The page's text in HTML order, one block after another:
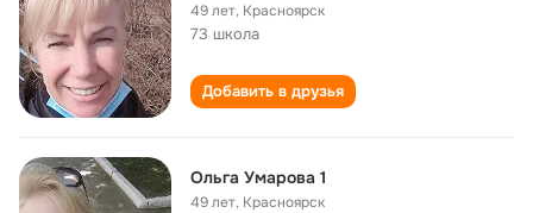
49 лет, Красноярск
73 школа
Добавить в друзья
Ольга Умарова 1
49 лет, Красноярск